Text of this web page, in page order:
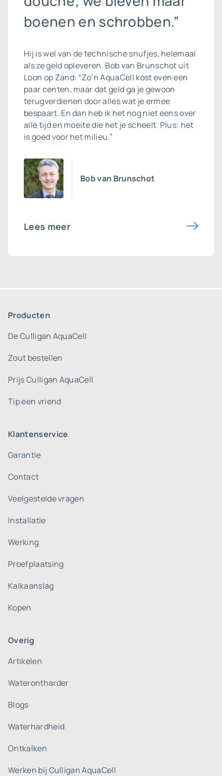
boenen en schrobben.”
Hij is wel van de technische snufjes, helemaal
als ze geld opleveren. Bob van Brunschot uit
Loon op Zand: “Zo’n AquaCell kost even een
paar centen, maar dat geld ga je gewoon
terugverdienen door alles wat je ermee
bespaart. En dan heb ik het nog niet eens over
alle tijd en moeite die het je scheelt. Plus: het
is goed voor het milieu.”
Bob van Brunschot
Lees meer
Producten
De Culligan AquaCell
Zout bestellen
Prijs Culligan AquaCell
Tip een vriend
Klantenservice
Garantie
Contact
Veelgestelde vragen
Installatie
Werking
Proefplaatsing
Kalkaanslag
Kopen
Overig
Artikelen
Waterontharder
Blogs
Waterhardheid
Ontkalken
Werken bij Culligan AquaCell